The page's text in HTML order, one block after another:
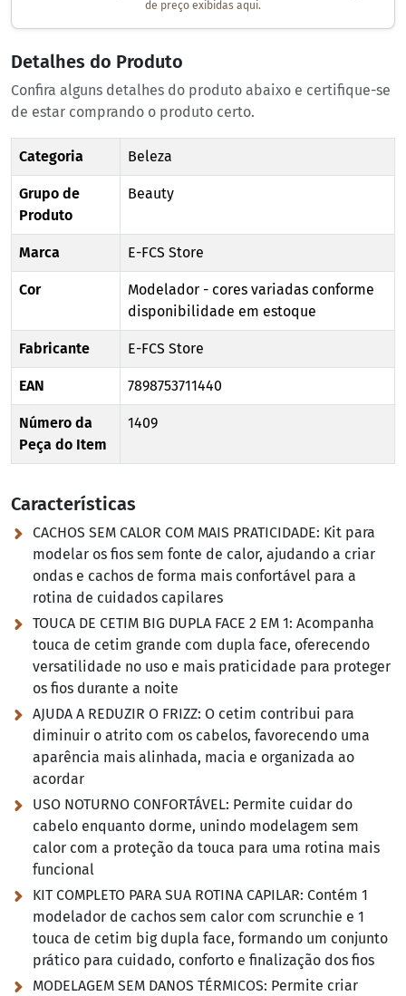
de preço exibidas aqui.
Detalhes do Produto
Confira alguns detalhes do produto abaixo e certifique-se
de estar comprando o produto certo.
Categoria Beleza
Grupo de
Produto
Beauty
Marca E-FCS Store
Cor
Modelador - cores variadas conforme
disponibilidade em estoque
Fabricante E-FCS Store
EAN 7898753711440
Número da
Peça do Item
1409
Características
CACHOS SEM CALOR COM MAIS PRATICIDADE: Kit para
modelar os fios sem fonte de calor, ajudando a criar
ondas e cachos de forma mais confortável para a
rotina de cuidados capilares
TOUCA DE CETIM BIG DUPLA FACE 2 EM 1: Acompanha
touca de cetim grande com dupla face, oferecendo
versatilidade no uso e mais praticidade para proteger
os fios durante a noite
AJUDA A REDUZIR O FRIZZ: O cetim contribui para
diminuir o atrito com os cabelos, favorecendo uma
aparência mais alinhada, macia e organizada ao
acordar
USO NOTURNO CONFORTÁVEL: Permite cuidar do
cabelo enquanto dorme, unindo modelagem sem
calor com a proteção da touca para uma rotina mais
funcional
KIT COMPLETO PARA SUA ROTINA CAPILAR: Contém 1
modelador de cachos sem calor com scrunchie e 1
touca de cetim big dupla face, formando um conjunto
prático para cuidado, conforto e finalização dos fios
MODELAGEM SEM DANOS TÉRMICOS: Permite criar